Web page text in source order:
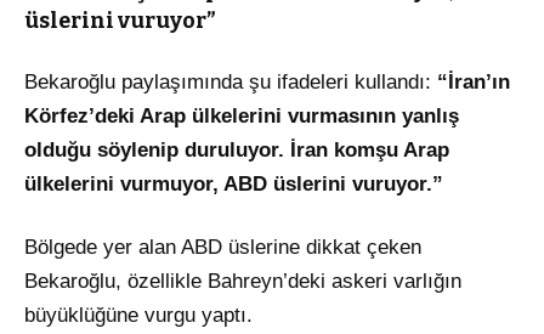
üslerini vuruyor”
Bekaroğlu paylaşımında şu ifadeleri kullandı: “İran’ın
Körfez’deki Arap ülkelerini vurmasının yanlış
olduğu söylenip duruluyor. İran komşu Arap
ülkelerini vurmuyor, ABD üslerini vuruyor.”
Bölgede yer alan ABD üslerine dikkat çeken
Bekaroğlu, özellikle Bahreyn’deki askeri varlığın
büyüklüğüne vurgu yaptı.